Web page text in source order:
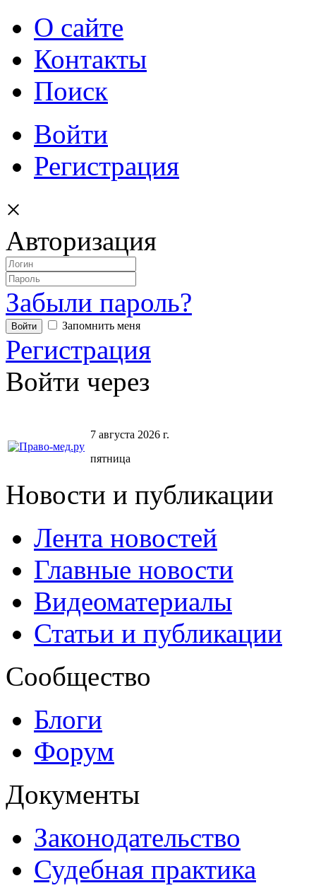
О сайте
Контакты
Поиск
Войти
Регистрация
×
Авторизация
Забыли пароль?
Запомнить меня
Регистрация
Войти через
7 августа 2026 г.
пятница
Новости и публикации
Лента новостей
Главные новости
Видеоматериалы
Статьи и публикации
Сообщество
Блоги
Форум
Документы
Законодательство
Судебная практика